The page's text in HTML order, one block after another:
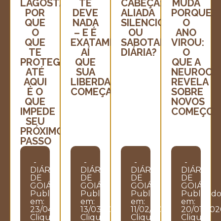
LAGOSTA:
POR
QUE
O
QUE
TE
PROTEGEU
ATÉ
AQUI
É O
QUE
IMPEDE
SEU
PRÓXIMO
PASSO
-
DIÁRIO
DE
GOIÁS
Publicado
em:
23/04/2026
Clique
TE
DEVE
NADA
– E É
EXATAMENTE
AÍ
QUE
SUA
LIBERDADE
COMEÇA
-
DIÁRIO
DE
GOIÁS
Publicado
em:
13/03/2026
Clique
CABEÇA:
ALIADA
SILENCIOSA
OU
SABOTADORA
DIÁRIA?
-
DIÁRIO
DE
GOIÁS
Publicado
em:
11/02/2026
Clique
MUDA
PORQUE
O
ANO
VIROU:
O
QUE A
REVELA
SOBRE
NOVOS
COMEÇOS
-
DIÁRIO
DE
GOIÁS
Publicado
em:
20/01/
Clique